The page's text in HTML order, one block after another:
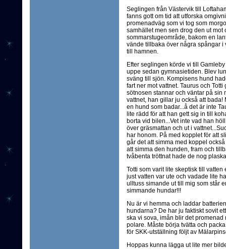
Seglingen från Västervik till
fanns gott om tid att utforska
promenadväg som vi tog som
samhället men sen drog den ut
sommarstugeområde, bakom en
vände tillbaka över några spångar i
till hamnen.
Efter seglingen körde vi till
uppe sedan gymnasietiden. Blev
sväng till sjön. Kompisens hund
fart ner mot vattnet. Taurus och
sötnosen stannar och väntar på sin
vattnet, han gillar ju också att bada!
en hund som badar...å det är inte
lite rädd för att han gett sig in till
borta vid bilen...Vet inte vad han
över gräsmattan och ut i
har honom. På med kopplet för att
går det att simma med koppel
att simma den hunden, fram och
tvåbenta tröttnat hade de nog
Totti som varit lite skeptisk till vatten
just vatten var ute och vadade lite
ulltuss simande ut till mig som står
simmande hundar!!!
Nu är vi hemma och laddar
hundarna? De har ju faktiskt sovit
ska vi sova, imån blir det
polare. Måste börja tvätta och
för SKK-utställning följt av
Hoppas kunna lägga ut lite mer